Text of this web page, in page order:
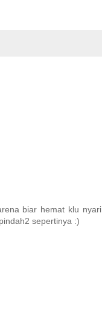
biar hemat klu nyari
sepertinya :)